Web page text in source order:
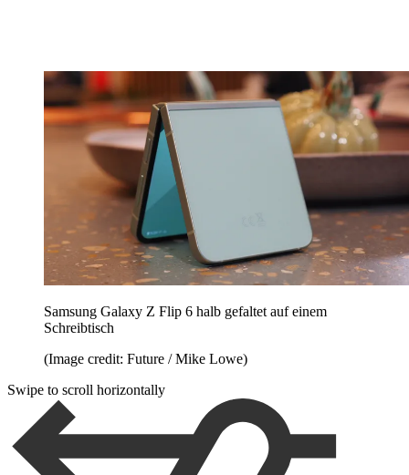
Samsung Galaxy Z Flip 6 halb gefaltet auf einem
Schreibtisch
(Image credit: Future / Mike Lowe)
Swipe to scroll horizontally